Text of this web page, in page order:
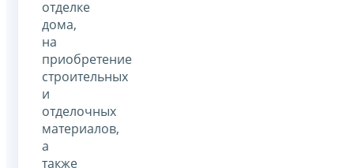
отделке
дома,
на
приобретение
строительных
и
отделочных
материалов,
а
также